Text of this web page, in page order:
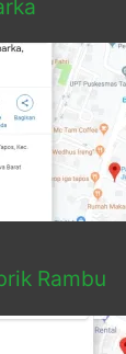
Rambu